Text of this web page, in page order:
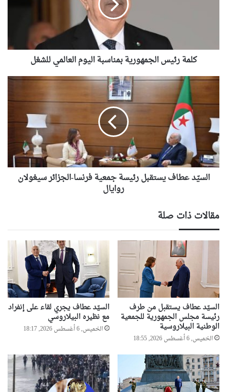
كلمة رئيس الجمهورية بمناسبة اليوم العالمي للشغل
السيّد
يستقبل
جمعية
فرنسا-
الجزائر
سيغولان
روايال
السيّد عطاف يستقبل رئيسة جمعية فرنسا-الجزائر سيغولان
روايال
مقالات ذات صلة
السيّد عطاف يستقبل من طرف
رئيسة مجلس الجمهورية للجمعية
الوطنية البيلاروسية
الخميس, 6 أغسطس 2026, 18:55
السيّد عطاف يجري لقاء على إنفراد
مع نظيره البيلاروسي
الخميس, 6 أغسطس 2026, 18:17